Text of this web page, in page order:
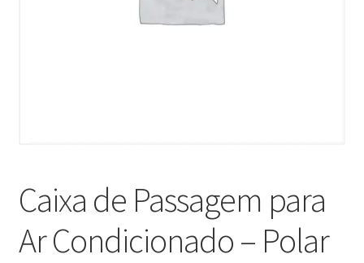
Caixa de Passagem para
Ar Condicionado – Polar